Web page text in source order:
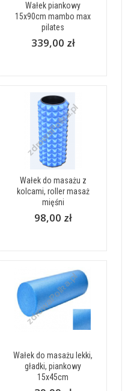
Wałek piankowy
15x90cm mambo max
pilates
339,00 zł
Wałek do masażu z
kolcami, roller masaż
mięśni
98,00 zł
Wałek do masażu lekki,
gładki, piankowy
15x45cm